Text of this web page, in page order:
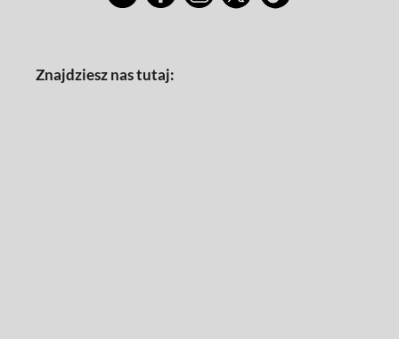
Znajdziesz nas tutaj: